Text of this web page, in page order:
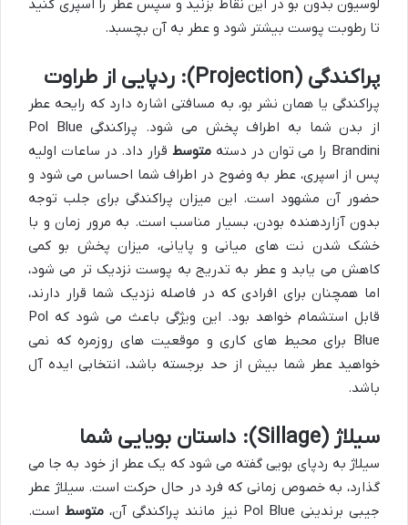
لوسیون بدون بو در این نقاط بزنید و سپس عطر را اسپری کنید
تا رطوبت پوست بیشتر شود و عطر به آن بچسبد.
پراکندگی (Projection): ردپایی از طراوت
پراکندگی یا همان نشر بو، به مسافتی اشاره دارد که رایحه عطر
از بدن شما به اطراف پخش می شود. پراکندگی Pol Blue
Brandini را می توان در دسته
متوسطقرار داد. در ساعات اولیه
پس از اسپری، عطر به وضوح در اطراف شما احساس می شود و
حضور آن مشهود است. این میزان پراکندگی برای جلب توجه
بدون آزاردهنده بودن، بسیار مناسب است. به مرور زمان و با
خشک شدن نت های میانی و پایانی، میزان پخش بو کمی
کاهش می یابد و عطر به تدریج به پوست نزدیک تر می شود،
اما همچنان برای افرادی که در فاصله نزدیک شما قرار دارند،
قابل استشمام خواهد بود. این ویژگی باعث می شود که Pol
Blue برای محیط های کاری و موقعیت های روزمره که نمی
خواهید عطر شما بیش از حد برجسته باشد، انتخابی ایده آل
باشد.
سیلاژ (Sillage): داستان بویایی شما
سیلاژ به ردپای بویی گفته می شود که یک عطر از خود به جا می
گذارد، به خصوص زمانی که فرد در حال حرکت است. سیلاژ عطر
جیبی برندینی Pol Blue نیز مانند پراکندگی آن،
متوسطاست.